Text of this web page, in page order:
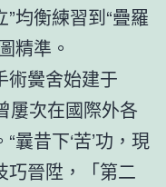
均衡練習到“疊羅
精準。
術黌舍始建于
屢次在國際外各
曩昔下‘苦’功，現
巧晉陞，「第二